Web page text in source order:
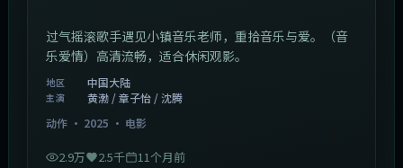
过气摇滚歌手遇见小镇音乐老师，重拾音乐与爱。（音
乐爱情）高清流畅，适合休闲观影。
地区 中国大陆
主演
黄渤 / 章子怡 / 沈腾
动作· 2025 · 电影
2.9万 2.5千 11个月前